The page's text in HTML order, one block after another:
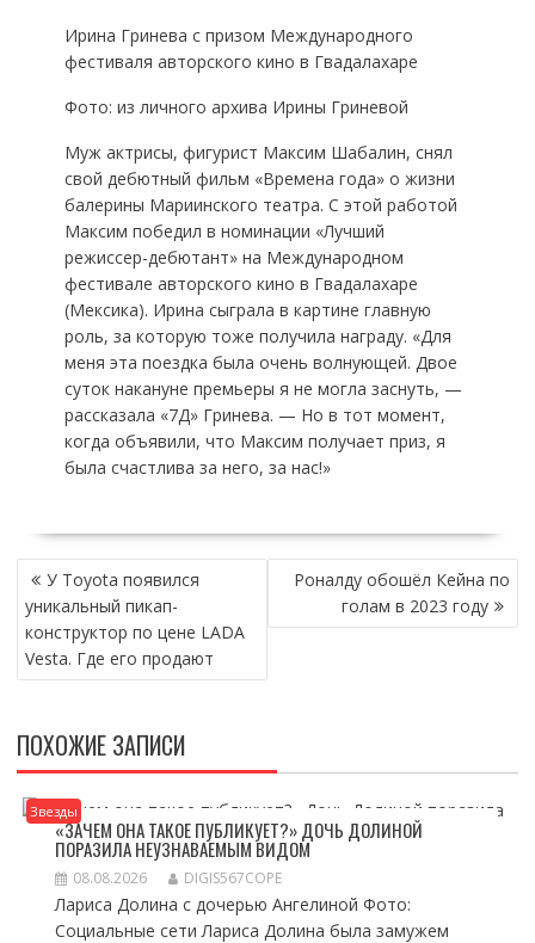
Ирина Гринева с призом Международного
фестиваля авторского кино в Гвадалахаре
Фото: из личного архива Ирины Гриневой
Муж актрисы, фигурист Максим Шабалин, снял
свой дебютный фильм «Времена года» о жизни
балерины Мариинского театра. С этой работой
Максим победил в номинации «Лучший
режиссер-дебютант» на Международном
фестивале авторского кино в Гвадалахаре
(Мексика). Ирина сыграла в картине главную
роль, за которую тоже получила награду. «Для
меня эта поездка была очень волнующей. Двое
суток накануне премьеры я не могла заснуть, —
рассказала «7Д» Гринева. — Но в тот момент,
когда объявили, что Максим получает приз, я
была счастлива за него, за нас!»
НАВИГАЦИЯ
ПО
ЗАПИСЯМ
У Toyota появился
уникальный пикап-
конструктор по цене LADA
Vesta. Где его продают
Роналду обошёл Кейна по
голам в 2023 году
ПОХОЖИЕ ЗАПИСИ
Звезды
«ЗАЧЕМ ОНА ТАКОЕ ПУБЛИКУЕТ?» ДОЧЬ ДОЛИНОЙ
ПОРАЗИЛА НЕУЗНАВАЕМЫМ ВИДОМ
08.08.2026 DIGIS567COPE
Лариса Долина с дочерью Ангелиной Фото:
Социальные сети Лариса Долина была замужем